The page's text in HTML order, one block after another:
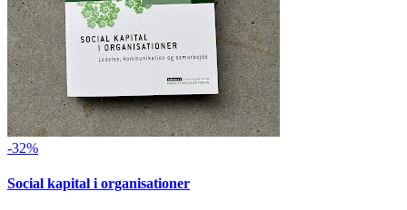
-32%
Social kapital i organisationer